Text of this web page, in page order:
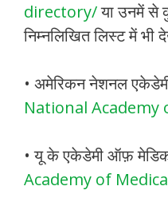
directory/या उनमें से
निम्नलिखित लिस्ट में भी
• अमेरिकन नेशनल
National Academy
• यू के एकेडेमी ऑफ़
Academy of